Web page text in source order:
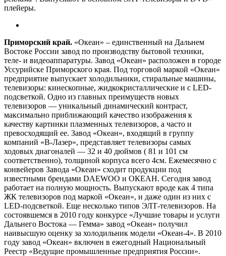
плейеры.
Приморский край. «Океан» – единственный на Дальнем
Востоке России завод по производству бытовой техники,
теле- и видеоаппаратуры. Завод «Океан» расположен в городе
Уссурийске Приморского края. Под торговой маркой «Океан»
предприятие выпускает холодильники, стиральные машины,
телевизоры: кинескопные, жидкокристаллические и с LED-
подсветкой. Одно из главных преимуществ новых
телевизоров — уникальный динамический контраст,
максимально приближающий качество изображения к
качеству картинки плазменных телевизоров, а часто и
превосходящий ее. Завод «Океан», входящий в группу
компаний «В-Лазер», представляет телевизоры самых
ходовых диагоналей — 32 и 40 дюймов ( 81 и 101 см
соответственно), толщиной корпуса всего 4см. Ежемесячно с
конвейеров Завода «Океан» сходит продукции под
известными брендами DAEWOO и ОКЕАН. Сегодня завод
работает на полную мощность. Выпускают вроде как 4 типа
ЖК телевизоров под маркой «Океан», и даже один из них с
LED-подсветкой. Еще несколько типов ЭЛТ-телевизоров. На
состоявшемся в 2010 году конкурсе «Лучшие товары и услуги
Дальнего Востока — Гемма» завод «Океан» получил
наивысшую оценку за холодильник модели «Океан-4». В 2010
году завод «Океан» включен в ежегодный Национальный
Реестр «Ведущие промышленные предприятия России».